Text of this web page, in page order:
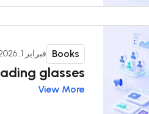
glasses
Books فبراير 1, 2026
View More